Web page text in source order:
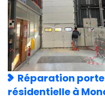
Réparation
résidentielle à